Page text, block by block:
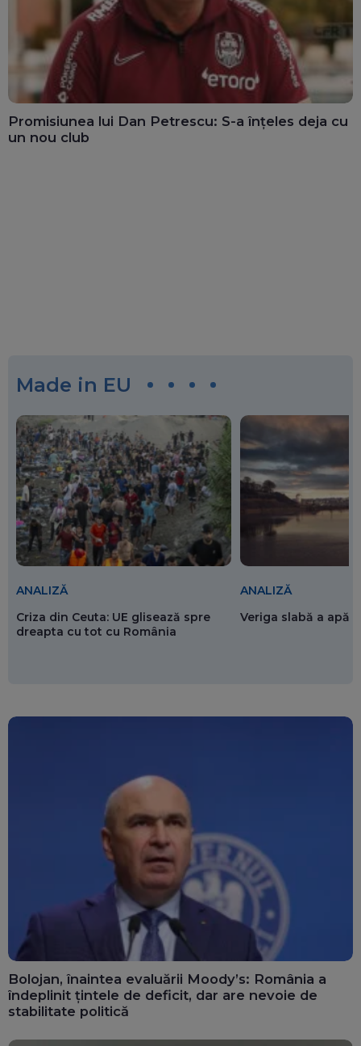
Promisiunea lui Dan Petrescu: S-a înțeles deja cu
un nou club
Made in EU
ANALIZĂ
Criza din Ceuta: UE glisează spre
dreapta cu tot cu România
ANALIZĂ
Veriga slabă a
Bolojan, înaintea evaluării Moody’s: România a
îndeplinit țintele de deficit, dar are nevoie de
stabilitate politică